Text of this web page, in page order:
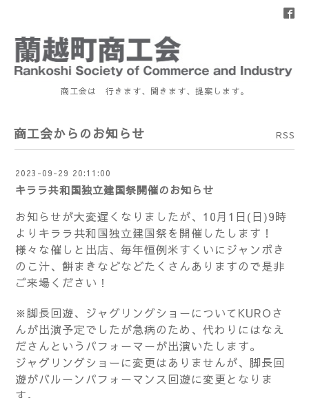
商工会は 行きます、聞きます、提案します。
商工会からのお知らせ RSS
2023-09-29 20:11:00
キララ共和国独立建国祭開催のお知らせ
お知らせが大変遅くなりましたが、10月1日(日)9時
よりキララ共和国独立建国祭を開催したします！
様々な催しと出店、毎年恒例米すくいにジャンボき
のこ汁、餅まきなどなどたくさんありますので是非
ご来場ください！
※脚長回遊、ジャグリングショーについてKUROさ
んが出演予定でしたが急病のため、代わりにはなえ
ださんというパフォーマーが出演いたします。
ジャグリングショーに変更はありませんが、脚長回
遊がバルーンパフォーマンス回遊に変更となりま